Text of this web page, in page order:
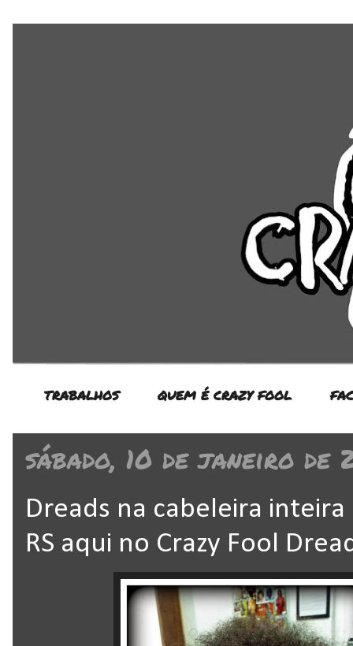
TRABALHOS QUEM É CRAZY FOOL
sábado, 10 de janeiro de
Dreads na cabeleira
RS aqui no Crazy Fool